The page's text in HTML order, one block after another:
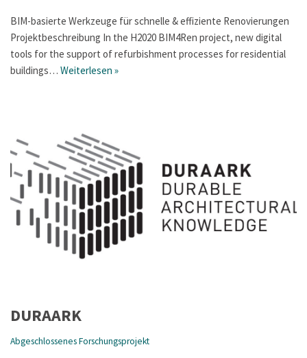
BIM-basierte Werkzeuge für schnelle & effiziente Renovierungen
Projektbeschreibung In the H2020 BIM4Ren project, new digital
tools for the support of refurbishment processes for residential
buildings… Weiterlesen »
DURAARK
Abgeschlossenes Forschungsprojekt